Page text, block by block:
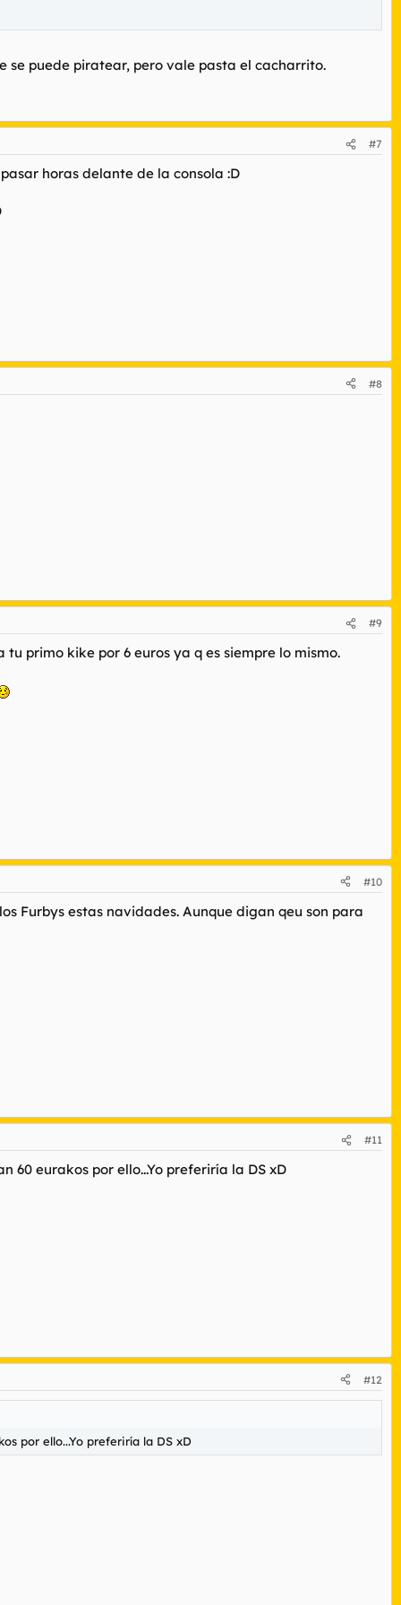
se puede piratear, pero vale pasta el cacharrito.
#7
horas delante de la consola :D
#8
#9
primo kike por 6 euros ya q es siempre lo mismo.
#10
Furbys estas navidades. Aunque digan qeu son para
#11
60 eurakos por ello...Yo preferiría la DS xD
#12
por ello...Yo preferiría la DS xD